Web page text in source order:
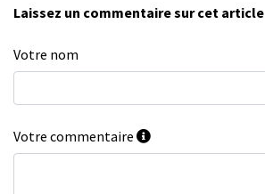
Laissez un commentaire sur cet article
Votre nom
Votre commentaire